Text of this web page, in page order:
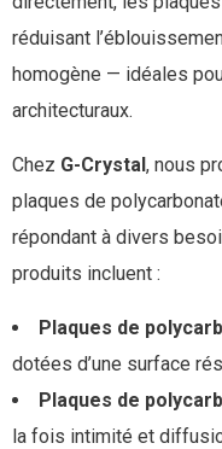
réduisant
homogène — idéales
architecturaux.
Chez G-Crystal, nous
plaques de
répondant à divers
produits incluent :
Plaques de
dotées d’une surface
Plaques de
la fois intimité et